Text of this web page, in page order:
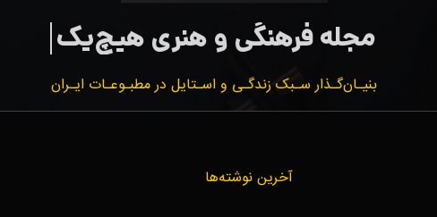
بنیـان‌گـذار سـبک زندگـی و اسـتایل در مطبـوعـات ایـران
آخرین نوشته‌ها